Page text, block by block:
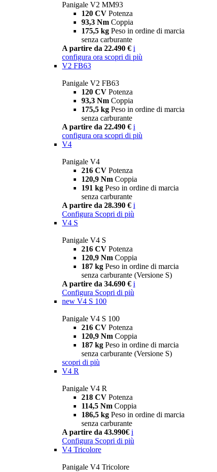
Panigale V2 MM93
120 CV Potenza
93,3 Nm Coppia
175,5 kg Peso in ordine di marcia
senza carburante
A partire da 22.490 € i
configura ora scopri di più
V2 FB63
Panigale V2 FB63
120 CV Potenza
93,3 Nm Coppia
175,5 kg Peso in ordine di marcia
senza carburante
A partire da 22.490 € i
configura ora scopri di più
V4
Panigale V4
216 CV Potenza
120,9 Nm Coppia
191 kg Peso in ordine di marcia
senza carburante
A partire da 28.390 € i
Configura Scopri di più
V4 S
Panigale V4 S
216 CV Potenza
120,9 Nm Coppia
187 kg Peso in ordine di marcia
senza carburante (Versione S)
A partire da 34.690 € i
Configura Scopri di più
new V4 S 100
Panigale V4 S 100
216 CV Potenza
120,9 Nm Coppia
187 kg Peso in ordine di marcia
senza carburante (Versione S)
scopri di più
V4 R
Panigale V4 R
218 CV Potenza
114,5 Nm Coppia
186,5 kg Peso in ordine di marcia
senza carburante
A partire da 43.990€ i
Configura Scopri di più
V4 Tricolore
Panigale V4 Tricolore